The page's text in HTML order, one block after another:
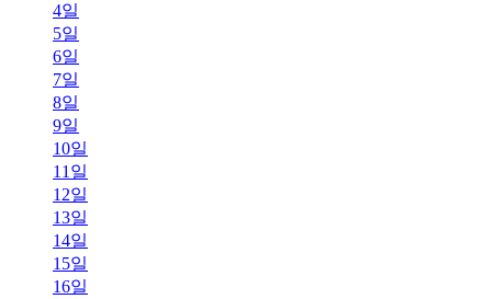
4일
5일
6일
7일
8일
9일
10일
11일
12일
13일
14일
15일
16일